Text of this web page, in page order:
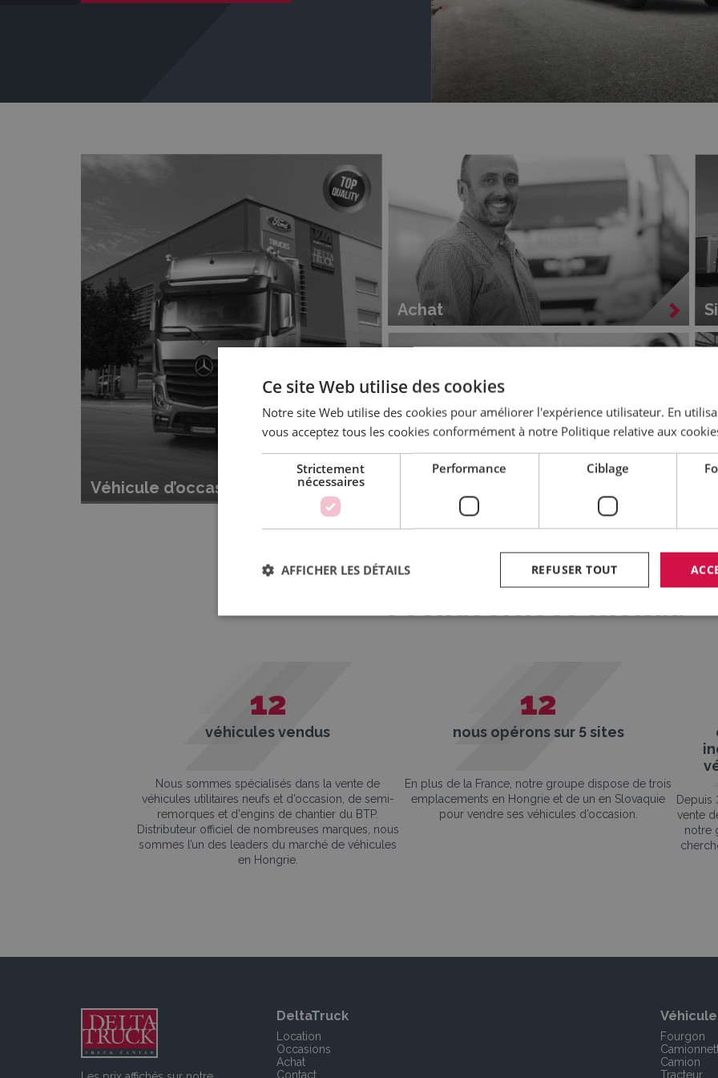
Véhicule d’occasion
Achat
POURQUOI NOUS CHOISIR?
12
véhicules vendus
Nous sommes spécialisés dans la vente de
véhicules utilitaires neufs et d’occasion, de semi-
remorques et d'engins de chantier du BTP.
Distributeur officiel de nombreuses marques, nous
sommes l’un des leaders du marché de véhicules
en Hongrie.
12
nous opérons sur 5 sites
En plus de la France, notre groupe dispose de trois
emplacements en Hongrie et de un en Slovaquie
pour vendre ses véhicules d’occasion.
Depuis
vente
notre
DeltaTruck
Location
Occasions
Achat
Contact
Fourgon
Camion
Tracteur
Ce site Web utilise des cookies
Notre site Web utilise des cookies pour améliorer l'expérience utilisateur. En
vous acceptez tous les cookies conformément à notre Politique relative aux
Strictement
nécessaires
Performance Ciblage
REFUSER TOUT
AFFICHER LES DÉTAILS